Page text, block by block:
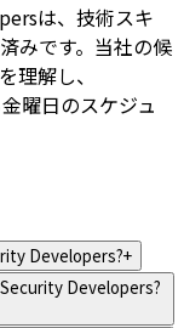
は、技術スキ
みです。当社の候
理解し、
曜日のスケジュ
Developers?+
Developers?